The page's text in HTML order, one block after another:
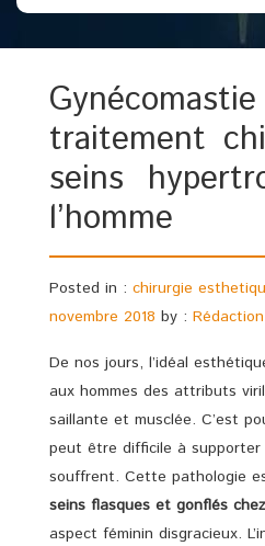
traitement
seins
l’homme
Posted in : chirurgie
novembre 2018 by : Rédaction
De nos jours, l’idéal
aux hommes des attributs
saillante et musclée. C’est
peut être difficile à supporter
souffrent. Cette pathologie
seins flasques et gonflés
aspect féminin disgracieux.